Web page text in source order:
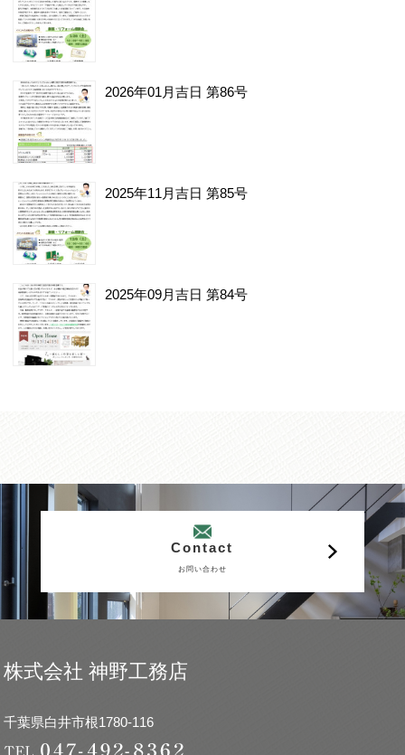
2026年01月吉日 第86号
2025年11月吉日 第85号
2025年09月吉日 第84号
Contact
お問い合わせ
株式会社 神野工務店
千葉県白井市根1780-116